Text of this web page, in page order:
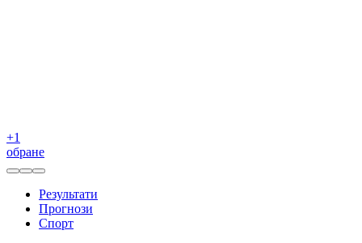
+1
обране
Результати
Прогнози
Спорт